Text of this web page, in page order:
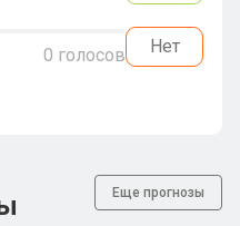
0 голосов Нет
Еще прогнозы